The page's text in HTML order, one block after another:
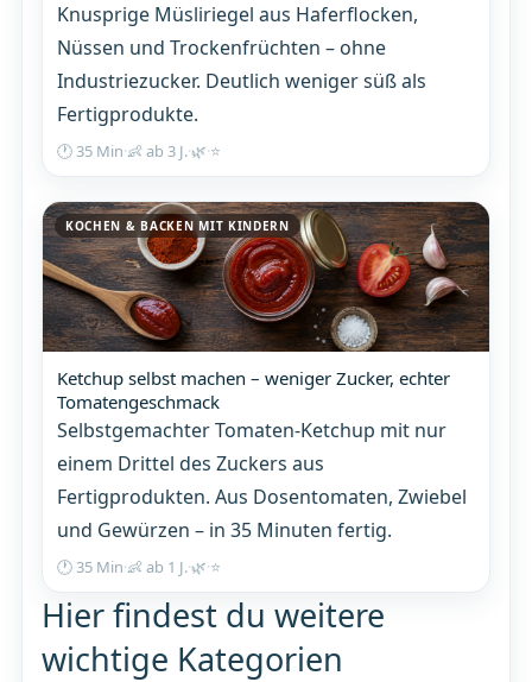
Knusprige Müsliriegel aus Haferflocken,
Nüssen und Trockenfrüchten – ohne
Industriezucker. Deutlich weniger süß als
Fertigprodukte.
🕐 35 Min·👶 ab 3 J.·🌿·⭐
KOCHEN & BACKEN MIT KINDERN
Ketchup selbst machen – weniger Zucker, echter
Tomatengeschmack
Selbstgemachter Tomaten-Ketchup mit nur
einem Drittel des Zuckers aus
Fertigprodukten. Aus Dosentomaten, Zwiebel
und Gewürzen – in 35 Minuten fertig.
🕐 35 Min·👶 ab 1 J.·🌿·⭐
Hier findest du weitere
wichtige Kategorien